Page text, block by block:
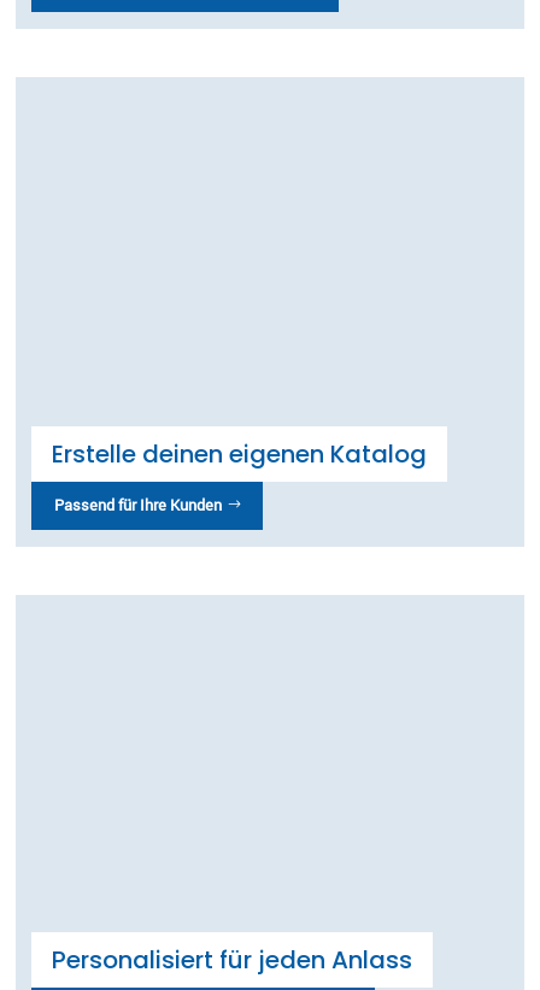
Erstelle deinen eigenen Katalog
Passend für Ihre Kunden
Personalisiert für jeden Anlass